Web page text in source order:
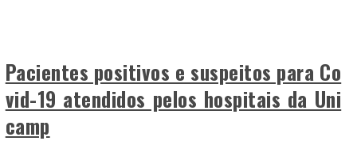
Pacientes positivos e suspeitos para Co
vid-19 atendidos pelos hospitais da Uni
camp